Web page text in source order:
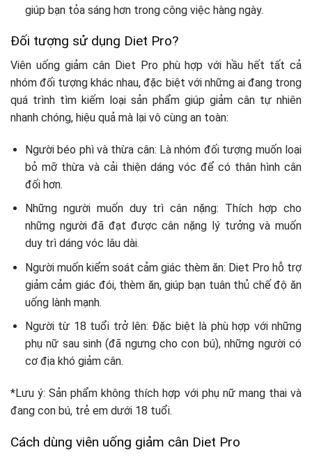
giúp bạn tỏa sáng hơn trong công việc hàng ngày.
Đối tượng sử dụng Diet Pro?
Viên uống giảm cân Diet Pro phù hợp với hầu hết tất cả
nhóm đối tượng khác nhau, đặc biệt với những ai đang trong
quá trình tìm kiếm loại sản phẩm giúp giảm cân tự nhiên
nhanh chóng, hiệu quả mà lại vô cùng an toàn:
Người béo phì và thừa cân: Là nhóm đối tượng muốn loại
bỏ mỡ thừa và cải thiện dáng vóc để có thân hình cân
đối hơn.
Những người muốn duy trì cân nặng: Thích hợp cho
những người đã đạt được cân nặng lý tưởng và muốn
duy trì dáng vóc lâu dài.
Người muốn kiểm soát cảm giác thèm ăn: Diet Pro hỗ trợ
giảm cảm giác đói, thèm ăn, giúp bạn tuân thủ chế độ ăn
uống lành mạnh.
Người từ 18 tuổi trở lên: Đặc biệt là phù hợp với những
phụ nữ sau sinh (đã ngưng cho con bú), những người có
cơ địa khó giảm cân.
*Lưu ý: Sản phẩm không thích hợp với phụ nữ mang thai và
đang con bú, trẻ em dưới 18 tuổi.
Cách dùng viên uống giảm cân Diet Pro